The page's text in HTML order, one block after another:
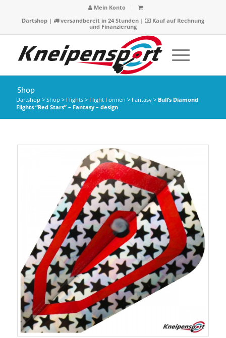
Mein Konto
Dartshop| versandbereit in 24 Stunden |
Kauf auf Rechnung
und Finanzierung
Shop
Dartshop > Shop > Flights> Flight Formen > Fantasy> Bull’s Diamond
Flights “Red Stars” – Fantasy – design